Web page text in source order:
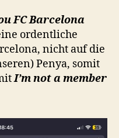
FC Barcelona
ordentliche
nicht auf die
Penya, somit
I’m not a member